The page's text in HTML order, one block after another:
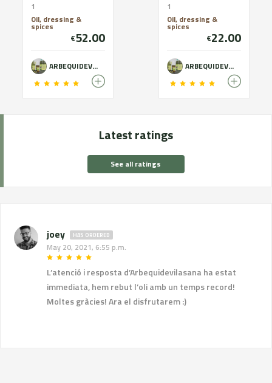
SOLAMENTE DE
ACEITUNAS
ARBEQUINAS,
MEDIANTE PROC...
1
Oil, dressing &
spices
€52.00
ARBEQUIDEVILASANA
SOLAMENTE
MEDIANTE
PROCEDIMIENTOS
1
Oil, dressing &
spices
€22.00
ARBEQUIDEVILASANA
Latest ratings
See all ratings
joey HAS ORDERED
May 20, 2021, 6:55 p.m.
L’atenció i resposta d’Arbequidevilasana ha estat
immediata, hem rebut l’oli amb un temps record!
Moltes gràcies! Ara el disfrutarem :)